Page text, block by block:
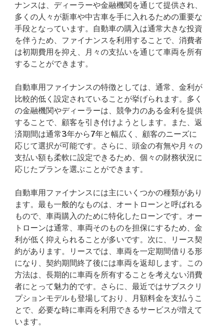
ナンスは、ディーラーや金融機関を通じて提供され、
多くの人々が新車や中古車を手に入れるための重要な
手段となっています。自動車の購入は通常大きな投資
を伴うため、ファイナンスを利用することで、消費者
は初期費用を抑え、月々の支払いを通じて車両を所有
することができます。
自動車用ファイナンスの特徴としては、通常、金利が
比較的低く設定されていることが挙げられます。多く
の金融機関やディーラーは、競争力のある金利を提供
することで、顧客を引き付けようとします。また、返
済期間は通常3年から7年と幅広く、顧客のニーズに
応じて選択が可能です。さらに、頭金の有無や月々の
支払い額も柔軟に設定できるため、個々の財務状況に
応じたプランを選ぶことができます。
自動車用ファイナンスには主にいくつかの種類があり
ます。最も一般的なものは、オートローンと呼ばれる
もので、車両購入のために特化したローンです。オー
トローンは通常、車両そのものを担保にするため、金
利が低く抑えられることが多いです。次に、リース契
約があります。リースでは、車両を一定期間借りる形
になり、契約期間終了後には車両を返却します。この
方法は、長期的に車両を所有することを考えない消費
者にとって魅力的です。さらに、最近ではサブスクリ
プションモデルも登場しており、月額料金を支払うこ
とで、必要な時に車両を利用できるサービスが増えて
います。